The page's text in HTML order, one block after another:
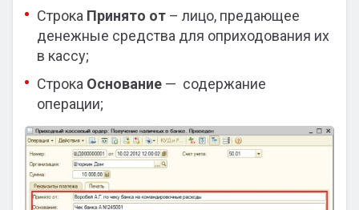
Строка Принято от – лицо, предающее
денежные средства для оприходования их
в кассу;
Строка Основание — содержание
операции;